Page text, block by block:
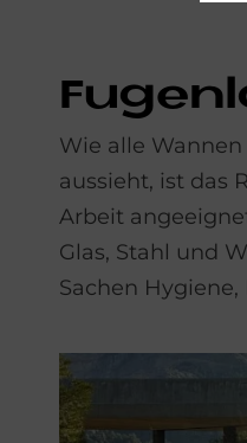
Wie alle
aussieht, ist das
Arbeit
Glas, Stahl und
Sachen